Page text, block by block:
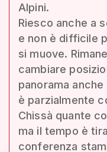
Alpini.
Riesco anche a
e non è difficile
si muove.
cambiare
panorama
è parzialmente
Chissà quante
ma il tempo è
conferenza